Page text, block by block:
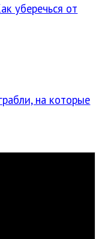
уберечься от
на которые